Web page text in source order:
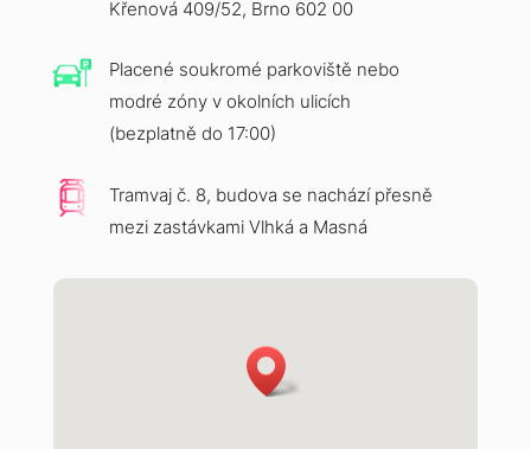
Křenová 409/52, Brno 602 00
Placené soukromé parkoviště nebo
modré zóny v okolních ulicích
(bezplatně do 17:00)
Tramvaj č. 8, budova se nachází přesně
mezi zastávkami Vlhká a Masná